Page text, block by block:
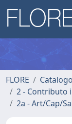
FLORE
2 - Contributo
2a - Art/Cap/